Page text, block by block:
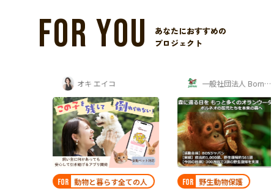
FOR YOU
あなたにおすすめの
プロジェクト
オキ エイコ
FOR 動物と暮らす全ての人
一般社団法人 Borneo Orangutan Survival...
FOR 野生動物保護